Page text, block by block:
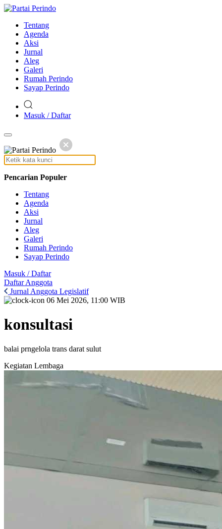
Tentang
Agenda
Aksi
Jurnal
Aleg
Galeri
Rumah Perindo
Sayap Perindo
Masuk / Daftar
Pencarian Populer
Tentang
Agenda
Aksi
Jurnal
Aleg
Galeri
Rumah Perindo
Sayap Perindo
Masuk / Daftar
Daftar Anggota
Jurnal Anggota Legislatif
06 Mei 2026, 11:00 WIB
konsultasi
balai prngelola trans darat sulut
Kegiatan Lembaga